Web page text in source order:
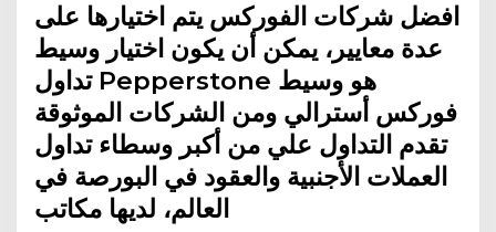
افضل شركات الفوركس يتم اختيارها على
عدة معايير، يمكن أن يكون اختيار وسيط
تداول Pepperstone هو وسيط
فوركس أسترالي ومن الشركات الموثوقة
تقدم التداول علي من أكبر وسطاء تداول
العملات الأجنبية والعقود في البورصة في
العالم، لديها مكاتب